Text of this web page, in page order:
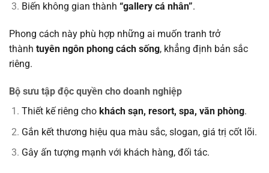
Biến không gian thành “gallery cá nhân”.
Phong cách này phù hợp những ai muốn tranh trở
thành tuyên ngôn phong cách sống, khẳng định bản sắc
riêng.
Bộ sưu tập độc quyền cho doanh nghiệp
Thiết kế riêng cho khách sạn, resort, spa, văn phòng.
Gắn kết thương hiệu qua màu sắc, slogan, giá trị cốt lõi.
Gây ấn tượng mạnh với khách hàng, đối tác.